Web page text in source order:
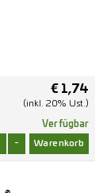
€1,74
(inkl. 20% Ust.)
Verfügbar
-